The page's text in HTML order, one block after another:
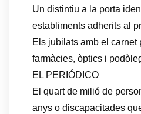
Un distintiu a la porta
establiments adherits al
Els jubilats amb el carnet
farmàcies, òptics i
EL PERIÓDICO
El quart de milió de
anys o discapacitades